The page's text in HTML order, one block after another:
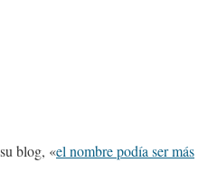
blog, «el nombre podía ser más